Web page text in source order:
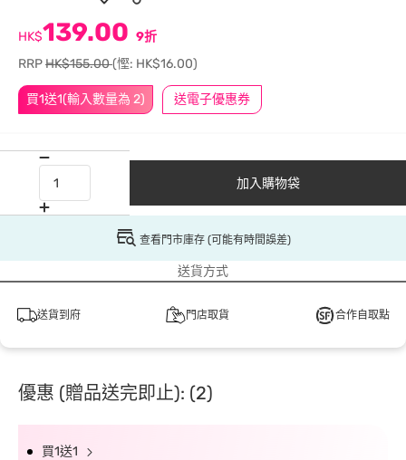
買1送1(輸入數量為 2) 送電子優惠券
HK$139.00 9折
RRPHK$155.00(慳: HK$16.00)
加入購物袋
查看門市庫存 (可能有時間誤差)
送貨方式
送貨到府 門店取貨 合作自取點
優惠 (贈品送完即止): (2)
買1送1